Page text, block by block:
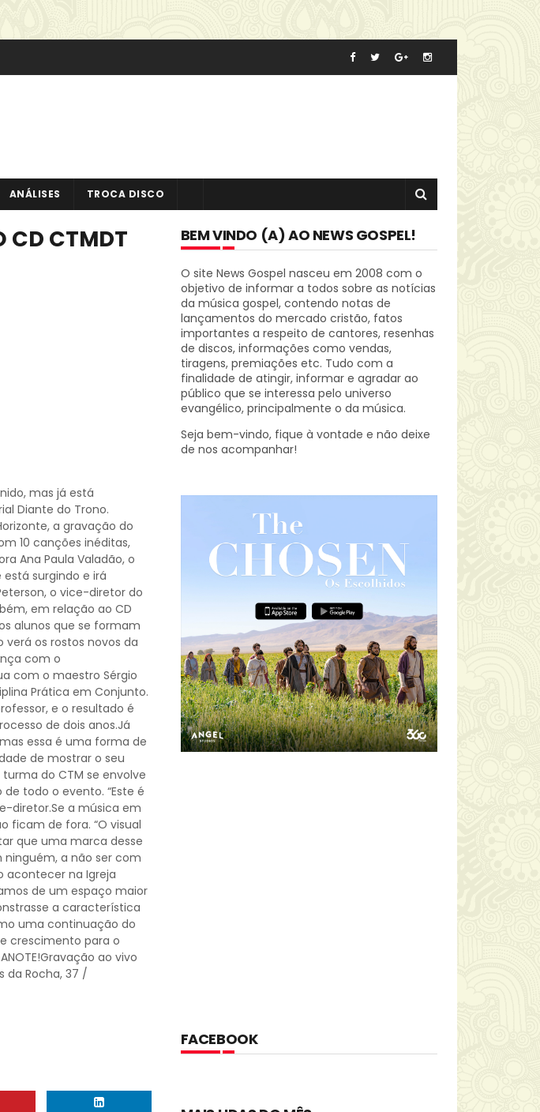
ANÁLISES TROCA DISCO
CD CTMDT
mas já está
Diante do Trono.
a gravação do
10 canções inéditas,
Ana Paula Valadão, o
surgindo e irá
o vice-diretor do
em relação ao CD
alunos que se formam
os rostos novos da
com o
com o maestro Sérgio
Prática em Conjunto.
e o resultado é
de dois anos.Já
essa é uma forma de
de mostrar o seu
do CTM se envolve
todo o evento. “Este é
diretor.Se a música em
ficam de fora. “O visual
que uma marca desse
ninguém, a não ser com
acontecer na Igreja
de um espaço maior
a característica
uma continuação do
crescimento para o
ao vivo
da Rocha, 37 /
BEM VINDO (A) AO NEWS GOSPEL!
O site News Gospel nasceu em 2008 com o
objetivo de informar a todos sobre as notícias
da música gospel, contendo notas de
lançamentos do mercado cristão, fatos
importantes a respeito de cantores, resenhas
de discos, informações como vendas,
tiragens, premiações etc. Tudo com a
finalidade de atingir, informar e agradar ao
público que se interessa pelo universo
evangélico, principalmente o da música.
Seja bem-vindo, fique à vontade e não deixe
de nos acompanhar!
FACEBOOK